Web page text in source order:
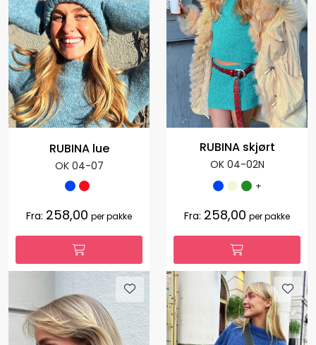
RUBINA lue
OK 04-07
Fra: 258,00 per pakke
RUBINA skjørt
OK 04-02N
+
Fra: 258,00 per pakke